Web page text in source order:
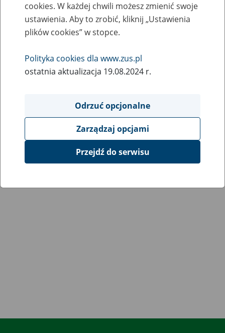
Przywrócenie pełnej funkcjonalności PUE
ZUS
lutego
2021
Przepraszamy za utrudnienia.
cookies. W każdej chwili możesz zmienić swoje
ustawienia. Aby to zrobić, kliknij „Ustawienia
plików cookies” w stopce.
Polityka cookies dla www.zus.pl
ostatnia aktualizacja 19.08.2024 r.
Odrzuć opcjonalne
Zarządzaj opcjami
Przejdź do serwisu